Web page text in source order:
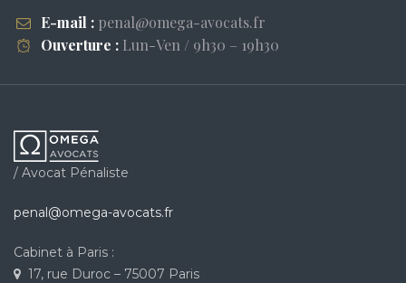
E-mail : penal@omega-avocats.fr
Ouverture : Lun-Ven / 9h30 – 19h30
/ Avocat Pénaliste
penal@omega-avocats.fr
Cabinet à Paris :
17, rue Duroc – 75007 Paris